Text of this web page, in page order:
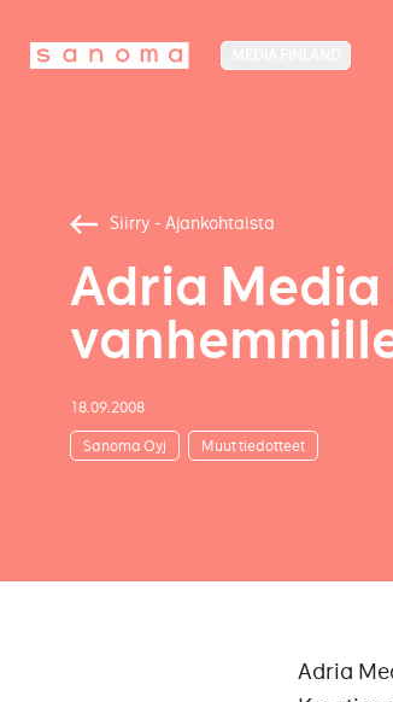
Siirry - Ajankohtaista
Adria
18.09.2008
Sanoma Oyj Muut tiedotteet
Adria